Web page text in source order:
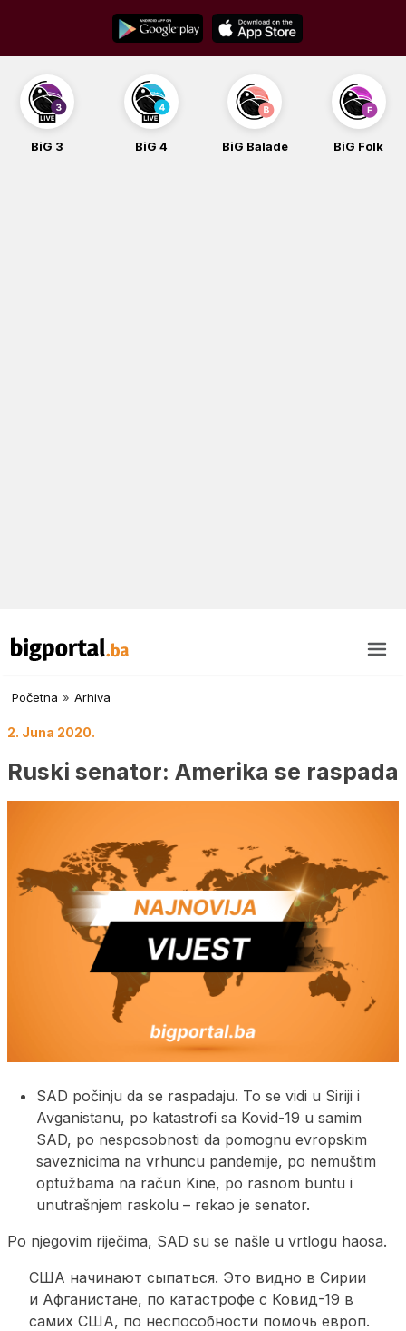
content
BiG 3 BiG 4 BiG Balade BiG Folk
Početna » Arhiva
2. Juna 2020.
Ruski senator: Amerika se raspada
SAD počinju da se raspadaju. To se vidi u Siriji i
Avganistanu, po katastrofi sa Kovid-19 u samim
SAD, po nesposobnosti da pomognu evropskim
saveznicima na vrhuncu pandemije, po nemuštim
optužbama na račun Kine, po rasnom buntu i
unutrašnjem raskolu – rekao je senator.
Po njegovim riječima, SAD su se našle u vrtlogu haosa.
США начинают сыпаться. Это видно в Сирии
и Афганистане, по катастрофе с Ковид-19 в
самих США, по неспособности помочь европ.